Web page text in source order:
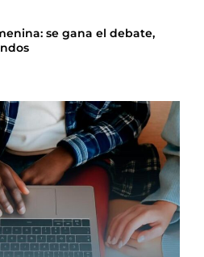
se gana el debate,